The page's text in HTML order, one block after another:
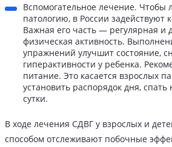
Вспомогательное лечение. Чтобы
патологию, в России задействуют
Важная его часть — регулярная и
физическая активность.
упражнений улучшит состояние,
гиперактивности у ребенка.
питание. Это касается взрослых
установить распорядок дня,
сутки.
В ходе лечения СДВГ у взрослых и
способом отслеживают побочные